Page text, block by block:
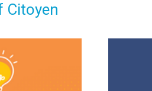
Citoyen